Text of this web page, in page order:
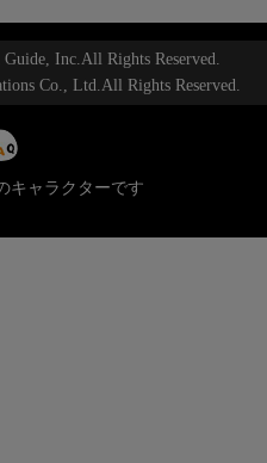
Inc.All Rights Reserved.
Co., Ltd.All Rights Reserved.
キャラクターです